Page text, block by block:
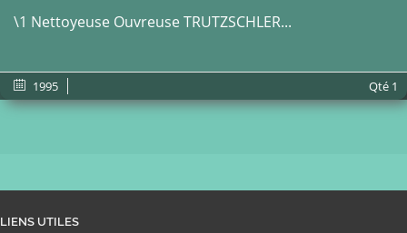
\1 Nettoyeuse Ouvreuse TRUTZSCHLER...
1995 Qté 1
LIENS UTILES